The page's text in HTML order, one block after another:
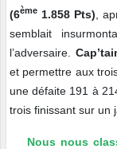
(6ème 1.858 Pts) ,
semblait
l’adversaire.
et permettre aux
une défaite 191 à
trois finissant sur un
Nous nous